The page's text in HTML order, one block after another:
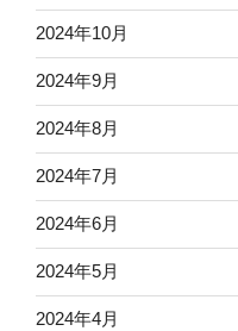
2024年10月
2024年9月
2024年8月
2024年7月
2024年6月
2024年5月
2024年4月